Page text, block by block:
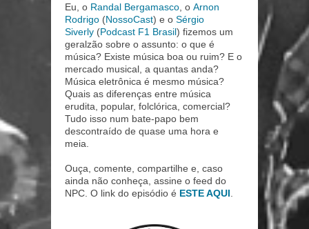
Eu, o Randal Bergamasco , o Arnon
Rodrigo (NossoCast) e o Sérgio
Siverly (Podcast F1 Brasil) fizemos um
geralzão sobre o assunto: o que é
música? Existe música boa ou ruim? E o
mercado musical, a quantas anda?
Música eletrônica é mesmo música?
Quais as diferenças entre música
erudita, popular, folclórica, comercial?
Tudo isso num bate-papo bem
descontraído de quase uma hora e
meia.
Ouça, comente, compartilhe e, caso
ainda não conheça, assine o feed do
NPC. O link do episódio é ESTE AQUI